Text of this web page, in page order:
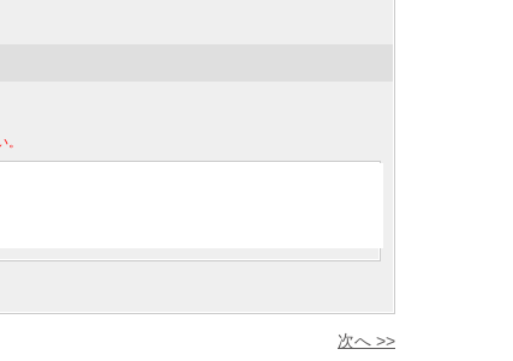
。
次へ >>